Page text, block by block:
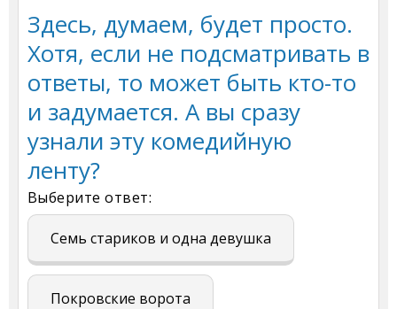
Здесь, думаем, будет просто.
Хотя, если не подсматривать в
ответы, то может быть кто-то
и задумается. А вы сразу
узнали эту комедийную
ленту?
Выберите ответ:
Семь стариков и одна девушка
Покровские ворота